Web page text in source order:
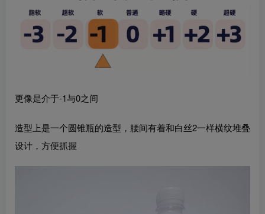
更像是介于-1与0之间
造型上是一个圆锥瓶的造型，腰间有着和白丝2一样横纹堆叠
设计，方便抓握